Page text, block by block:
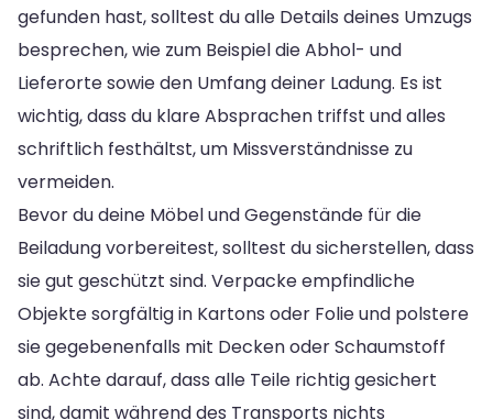
gefunden hast, solltest du alle Details deines Umzugs
besprechen, wie zum Beispiel die Abhol- und
Lieferorte sowie den Umfang deiner Ladung. Es ist
wichtig, dass du klare Absprachen triffst und alles
schriftlich festhältst, um Missverständnisse zu
vermeiden.
Bevor du deine Möbel und Gegenstände für die
Beiladung vorbereitest, solltest du sicherstellen, dass
sie gut geschützt sind. Verpacke empfindliche
Objekte sorgfältig in Kartons oder Folie und polstere
sie gegebenenfalls mit Decken oder Schaumstoff
ab. Achte darauf, dass alle Teile richtig gesichert
sind, damit während des Transports nichts